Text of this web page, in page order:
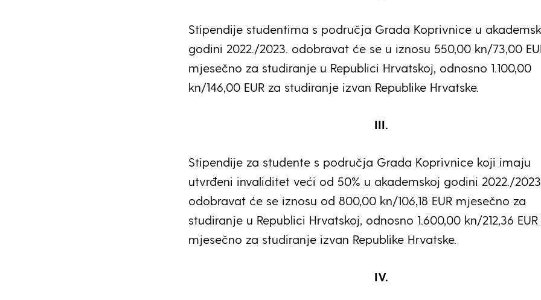
Stipendije studentima s područja Grada Koprivnice u
godini 2022./2023. odobravat će se u iznosu 550,00 kn/73,00
mjesečno za studiranje u Republici Hrvatskoj, odnosno 1.100,00
kn/146,00 EUR za studiranje izvan Republike Hrvatske.
III.
Stipendije za studente s područja Grada Koprivnice koji imaju
utvrđeni invaliditet veći od 50% u akademskoj godini 2022./
odobravat će se iznosu od 800,00 kn/106,18 EUR mjesečno za
studiranje u Republici Hrvatskoj, odnosno 1.600,00 kn/212,36 EUR
mjesečno za studiranje izvan Republike Hrvatske.
IV.